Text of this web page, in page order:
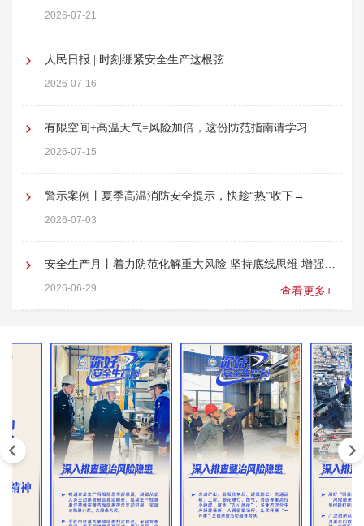
内部报告奖励案例
2026-07-21
人民日报 | 时刻绷紧安全生产这根弦
2026-07-16
有限空间+高温天气=风险加倍，这份防范指南请学习
2026-07-15
警示案例丨夏季高温消防安全提示，快趁“热”收下→
2026-07-03
安全生产月丨着力防范化解重大风险 坚持底线思维 增强忧
患意识
2026-06-29 查看更多+